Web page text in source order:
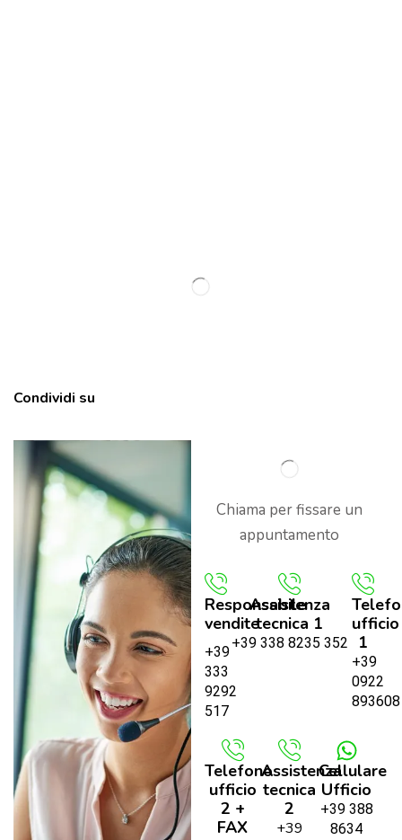
Condividi su
Chiama per fissare un
appuntamento
Responsabile
vendite
+39
333
9292
517
Assistenza
tecnica 1
+39 338 8235 352
ufficio
1
+39
0922
893608
Telefono
ufficio
2 +
FAX
Assistenza
tecnica
2
+39
Cellulare
Ufficio
+39 388
8634